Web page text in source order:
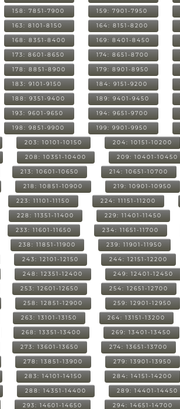
158: 7851-7900 159: 7901-7950
163: 8101-8150 164: 8151-8200
168: 8351-8400 169: 8401-8450
173: 8601-8650 174: 8651-8700
178: 8851-8900 179: 8901-8950
183: 9101-9150 184: 9151-9200
188: 9351-9400 189: 9401-9450
193: 9601-9650 194: 9651-9700
198: 9851-9900 199: 9901-9950
203: 10101-10150 204: 10151-10200
208: 10351-10400 209: 10401-10450
213: 10601-10650 214: 10651-10700
218: 10851-10900 219: 10901-10950
223: 11101-11150 224: 11151-11200
228: 11351-11400 229: 11401-11450
233: 11601-11650 234: 11651-11700
238: 11851-11900 239: 11901-11950
243: 12101-12150 244: 12151-12200
248: 12351-12400 249: 12401-12450
253: 12601-12650 254: 12651-12700
258: 12851-12900 259: 12901-12950
263: 13101-13150 264: 13151-13200
268: 13351-13400 269: 13401-13450
273: 13601-13650 274: 13651-13700
278: 13851-13900 279: 13901-13950
283: 14101-14150 284: 14151-14200
288: 14351-14400 289: 14401-14450
293: 14601-14650 294: 14651-14700